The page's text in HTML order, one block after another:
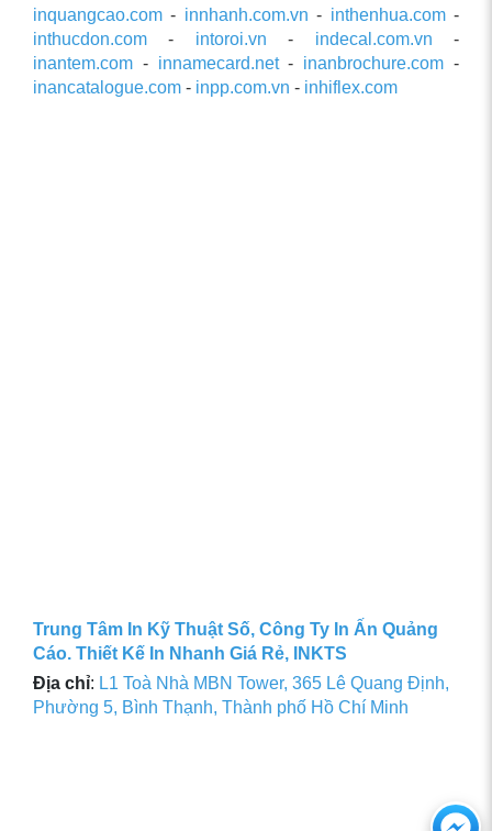
inquangcao.com - innhanh.com.vn - inthenhua.com-
inthucdon.com - intoroi.vn - indecal.com.vn -
inantem.com - innamecard.net- inanbrochure.com -
inancatalogue.com - inpp.com.vn - inhiflex.com
Trung Tâm In Kỹ Thuật Số, Công Ty In Ấn Quảng
Cáo. Thiết Kế In Nhanh Giá Rẻ, INKTS
Địa chỉ: L1 Toà Nhà MBN Tower, 365 Lê Quang Định,
Phường 5, Bình Thạnh, Thành phố Hồ Chí Minh